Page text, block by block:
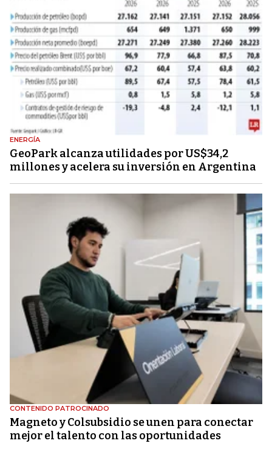
ENERGÍA
GeoPark alcanza utilidades por US$34,2
millones y acelera su inversión en Argentina
CONTENIDO PATROCINADO
Magneto y Colsubsidio se unen para conectar
mejor el talento con las oportunidades